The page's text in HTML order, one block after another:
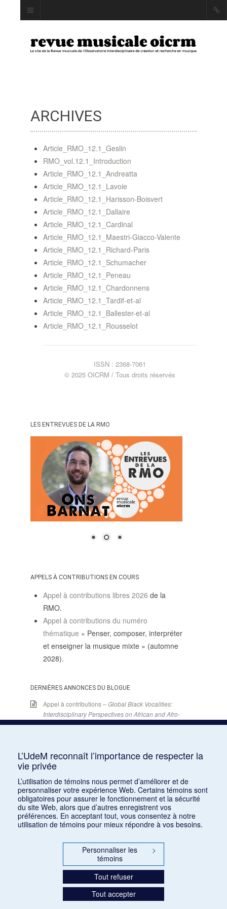
INDEX
AUTEUR·RICE·S
LA REVUE
PRÉSENTATION ET
POLITIQUE ÉDITORIALE
LA RÉDACTION
COMITÉ DE LECTURE
PROTOCOLE DE
SOUMISSION
PROCHAINS NUMÉROS
INDEXATION
SUIVRE LA RMO
mailchimpfacebook
x instagram
linkedinyoutube
ARCHIVES
Article_RMO_12.1_Geslin
RMO_vol.12.1_Introduction
Article_RMO_12.1_Andreatta
Article_RMO_12.1_Lavoie
Article_RMO_12.1_Harisson-Boisvert
Article_RMO_12.1_Dallaire
Article_RMO_12.1_Cardinal
Article_RMO_12.1_Maestri-Giacco-Valente
Article_RMO_12.1_Richard-Paris
Article_RMO_12.1_Schumacher
Article_RMO_12.1_Peneau
Article_RMO_12.1_Chardonnens
Article_RMO_12.1_Tardif-et-al
Article_RMO_12.1_Ballester-et-al
Article_RMO_12.1_Rousselot
ISSN : 2368-7061
© 2025 OICRM / Tous droits réservés
LES ENTREVUES DE LA RMO
APPELS À CONTRIBUTIONS EN COURS
Appel à contributions libres 2026 de la
RMO.
Appel à contributions du numéro
thématique « Penser, composer, interpréter
et enseigner la musique mixte » (automne
2028).
DERNIÈRES ANNONCES DU BLOGUE
Appel à contributions –Global Black Vocalities:
Interdisciplinary Perspectives on African and Afro-
descendant Expressive Cultures– 15 décembre
Appel de conférences – « Expressions sonores de
la violence et transformations technologiques
dans le cinéma européen, des années 1970 à la
transition numérique » – 30 septembre 2026
15 juin 2026
Appel de conférences – « Les rencontres de
musicologie médiévalle » – 30 juin 2026
LES CARNETS DE LA RMO
INFOLETTRE – ARCHIVES
L’UdeM reconnaît l’importance de respecter la
vie privée
L’utilisation de témoins nous permet d’améliorer et de
personnaliser votre expérience Web. Certains témoins sont
obligatoires pour assurer le fonctionnement et la sécurité
du site Web, alors que d’autres enregistrent vos
préférences. En acceptant tout, vous consentez à notre
utilisation de témoins pour mieux répondre à vos besoins.
Personnaliser les
témoins
>
Tout refuser
Tout accepter